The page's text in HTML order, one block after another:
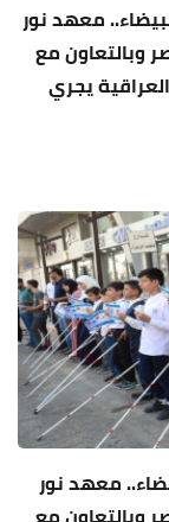
معهد نور
وبالتعاون مع
يجري
معهد نور